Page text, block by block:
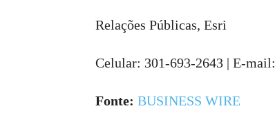
Relações Públicas, Esri
Celular: 301-693-2643 | E-mail:
Fonte: BUSINESS WIRE